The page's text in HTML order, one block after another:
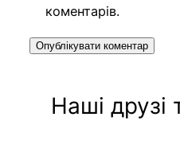
коментарів.
Наші друзі